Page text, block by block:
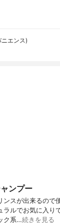
ニエンス)
ンプー
ンスが出来るので
ラルでお気に入り
ク系…続きを見る